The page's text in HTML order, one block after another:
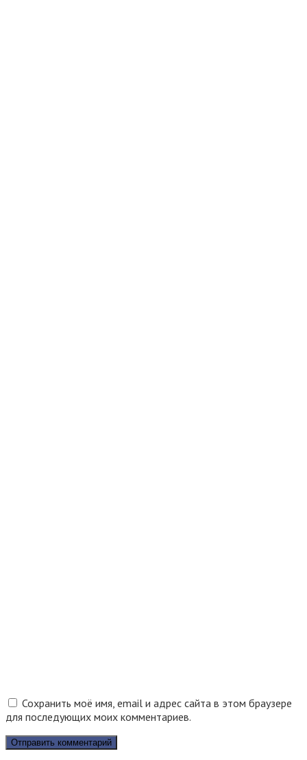
Сохранить моё имя, email и адрес сайта в этом браузере
для последующих моих комментариев.